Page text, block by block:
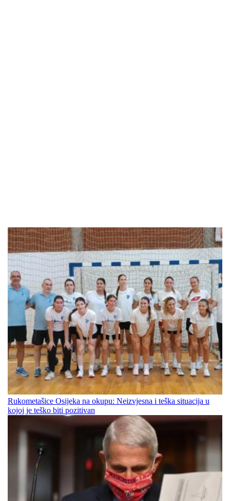
Rukometašice Osijeka na okupu: Neizvjesna i teška situacija u
kojoj je teško biti pozitivan